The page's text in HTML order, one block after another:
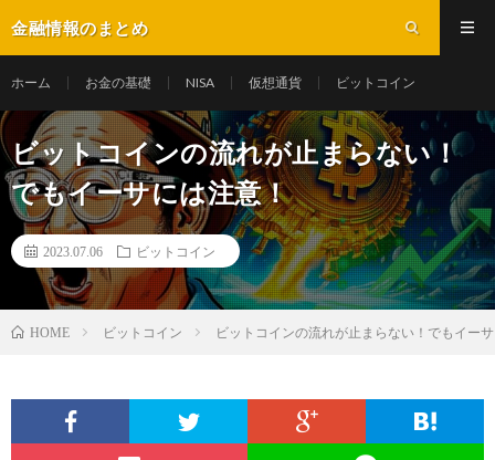
金融情報のまとめ
ホーム お金の基礎 NISA 仮想通貨 ビットコイン
ビットコインの流れが止まらない！
でもイーサには注意！
2023.07.06 ビットコイン
HOME ビットコイン ビットコインの流れが止まらない！でもイー